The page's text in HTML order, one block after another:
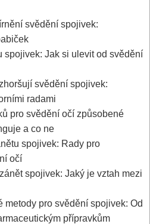
svědění spojivek:
spojivek: Jak⁣ si ⁤ulevit od⁢ svědění
svědění spojivek:
radami
pro ‌svědění⁣ očí způsobené
a co ne
‌spojivek: ⁤Rady pro
očí
spojivek: Jaký je ‍vztah⁢ mezi‍
metody pro‍ svědění spojivek: Od
přípravkům